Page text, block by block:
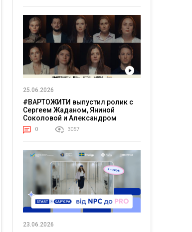
25.06.2026
#ВАРТОЖИТИ выпустил ролик с
Сергеем Жаданом, Яниной
Соколовой и Александром
Тереном о жизни в постоянном
напряжении
0 3057
23.06.2026